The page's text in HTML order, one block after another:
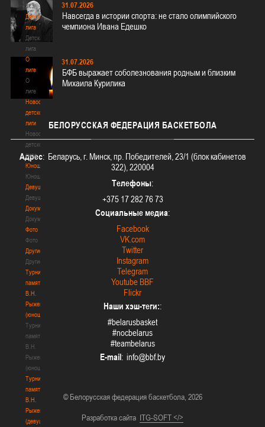
3х3
Детская
лига
Детская
лига
О
лиге
О
лиге
Новости
детской
лиги
Новости
детской
лиги
Юноши
Юноши
Девушки
Девушки
Документы
Документы
Фото
Фото
Другие
Другие
Турнир
памяти
В.Н.
Рыженкова
(юноши)
Турнир
памяти
В.Н.
Рыженкова
(юноши)
Турнир
памяти
В.Н.
Рыженкова
(девушки)
31.07.2026
Навсегда в истории спорта: не стало олимпийского
чемпиона Ивана Едешко
31.07.2026
БФБ выражает соболезнования родным и близким
Михаила Курилика
БЕЛОРУССКАЯ ФЕДЕРАЦИЯ БАСКЕТБОЛА
Адрес: Беларусь, г. Минск, пр. Победителей, 23/1 (блок кабинетов
322), 220004
Телефоны:
+375 17 282 76 73
Социальные медиа:
Facebook
VK.com
Twitter
Instagram
Telegram
Youtube BBF
Flickr
Наши хэш-теги::
#belarusbasket
#nocbelarus
#teambelarus
E-mail:
© Белорусская федерация баскетбола, 2026
Разработка сайта ITG-SOFT </>